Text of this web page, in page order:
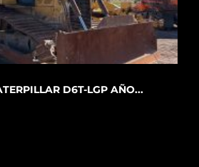
D6T-LGP AÑO...